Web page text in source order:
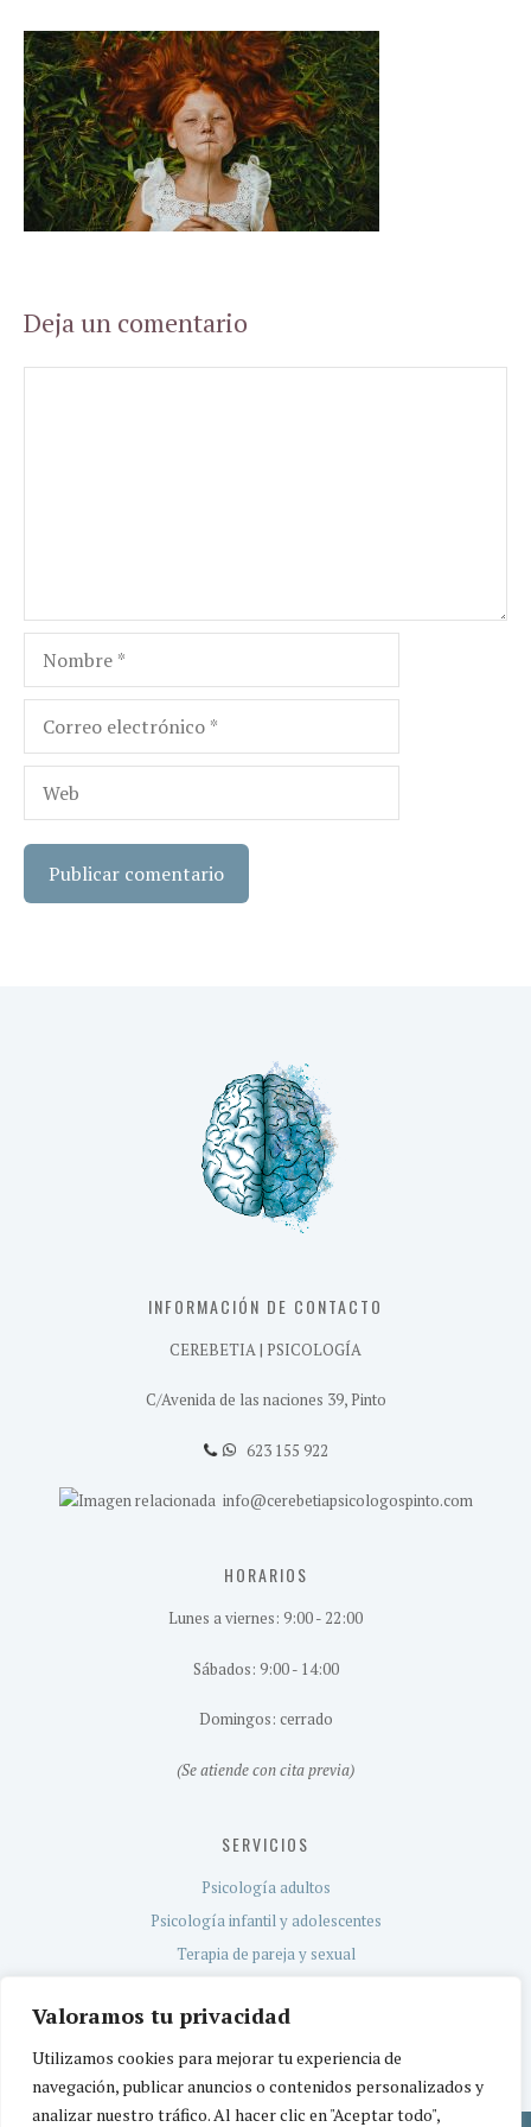
Valoramos tu privacidad
Utilizamos cookies para mejorar tu experiencia de
navegación, publicar anuncios o contenidos personalizados y
analizar nuestro tráfico. Al hacer clic en "Aceptar todo",
Deja un comentario
Nombre
Correo
electrónico
Web
INFORMACIÓN DE CONTACTO
CEREBETIA | PSICOLOGÍA
C/Avenida de las naciones 39, Pinto
623 155 922
info@cerebetiapsicologospinto.com
HORARIOS
Lunes a viernes: 9:00 - 22:00
Sábados: 9:00 - 14:00
Domingos: cerrado
(Se atiende con cita previa)
SERVICIOS
Psicología adultos
Psicología infantil y adolescentes
Terapia de pareja y sexual
Servicio TEA